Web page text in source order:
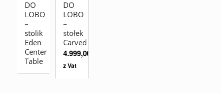
DO
LOBO
–
stolik
Eden
Center
Table
DO
LOBO
–
stołek
Carved
4.999,00
z Vat